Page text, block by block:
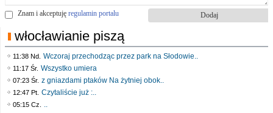
Znam i akceptuję regulamin portalu
włocławianie piszą
11:38 Nd. Wczoraj przechodząc przez park na Słodowie..
11:17 Śr. Wszystko umiera
07:23 Śr. z gniazdami ptaków Na żytniej obok..
12:47 Pt. Czytaliście już :..
05:15 Cz. ..